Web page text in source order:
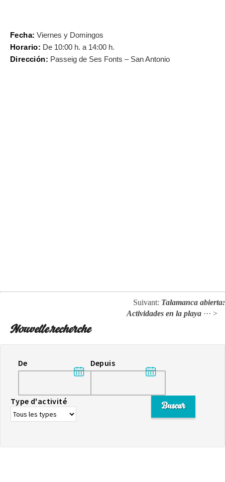
Fecha: Viernes y Domingos
Horario: De 10:00 h. a 14:00 h.
Dirección: Passeig de Ses Fonts – San Antonio
Suivant: Talamanca abierta:
Actividades en la playa ··· >
Nouvelle recherche
De Depuis
Type d'activité